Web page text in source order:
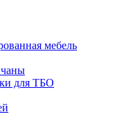
мебель
для ТБО